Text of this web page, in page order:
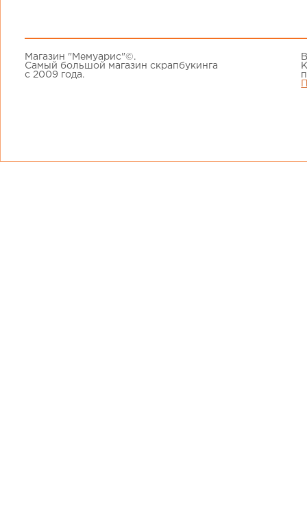
Магазин "Мемуарис"©.
Самый большой магазин скрапбукинга
с 2009 года.